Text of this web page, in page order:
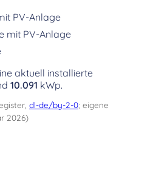
PV-Anlage
mit PV-Anlage
aktuell installierte
10.091 kWp.
dl-de/by-2-0; eigene
2026)